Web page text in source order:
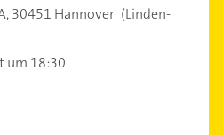
30451 Hannover (Linden-
um 18:30